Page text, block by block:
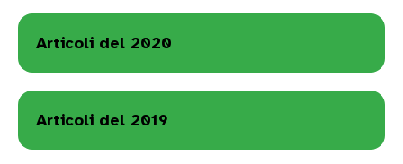
Articoli del 2020
Articoli del 2019